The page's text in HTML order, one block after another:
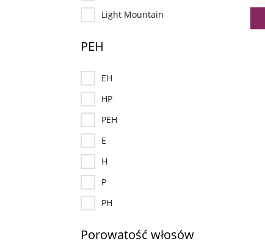
Light Mountain
PEH
EH
HP
PEH
E
H
P
PH
Porowatość włosów